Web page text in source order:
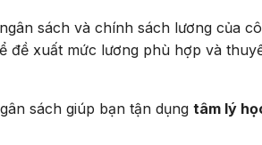
sách và chính sách lương của
đề xuất mức lương phù hợp và
sách giúp bạn tận dụng tâm lý